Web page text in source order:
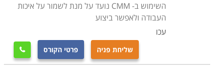
השימוש ב- CMM נועד על מנת לשמור על איכות
העבודה ולאפשר ביצוע
עכו
שליחת פניה פרטי הקורס 